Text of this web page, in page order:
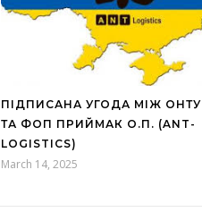
ПІДПИСАНА УГОДА МІЖ ОНТУ
ТА ФОП ПРИЙМАК О.П. (ANT-
LOGISTICS)
March 14, 2025